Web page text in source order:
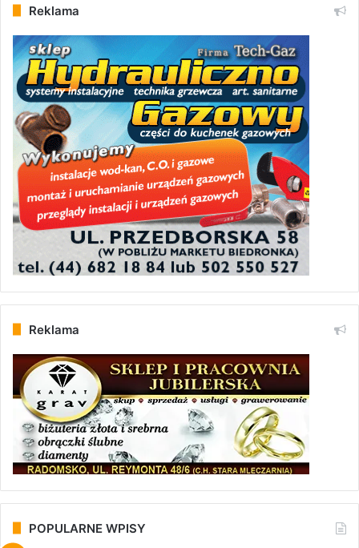
Reklama
Reklama
POPULARNE WPISY